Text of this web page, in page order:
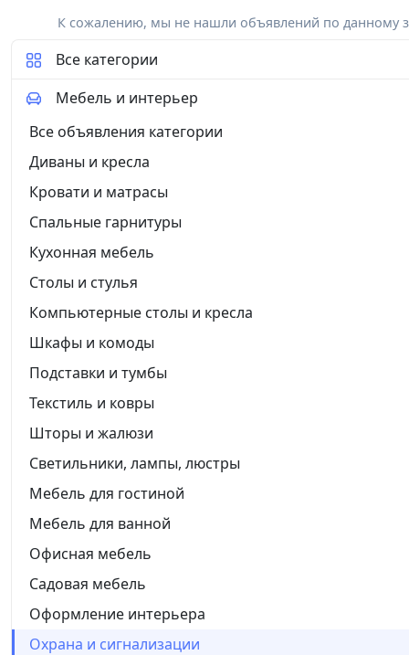
К сожалению, мы не нашли объявлений по данному
Все категории
Мебель и интерьер
Все объявления категории
Диваны и кресла
Кровати и матрасы
Спальные гарнитуры
Кухонная мебель
Столы и стулья
Компьютерные столы и кресла
Шкафы и комоды
Подставки и тумбы
Текстиль и ковры
Шторы и жалюзи
Светильники, лампы, люстры
Мебель для гостиной
Мебель для ванной
Офисная мебель
Садовая мебель
Оформление интерьера
Охрана и сигнализации